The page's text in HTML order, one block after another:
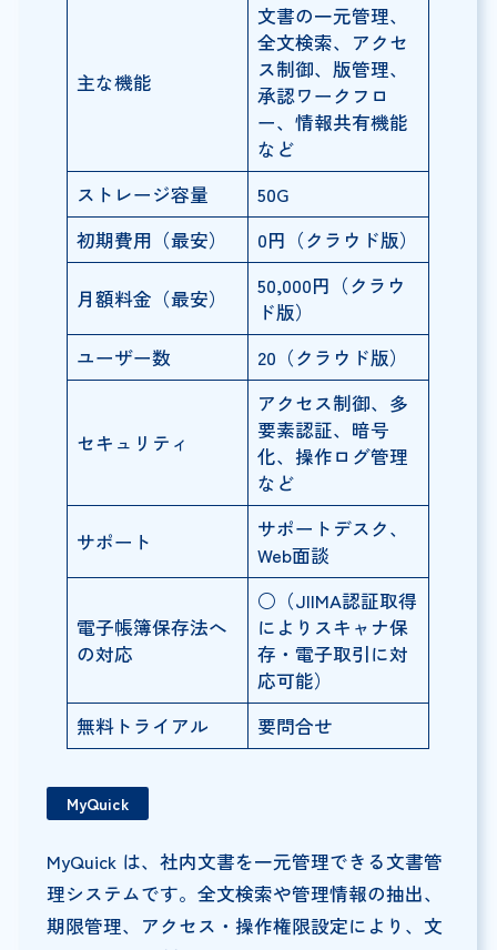
主な機能
文書の一元管理、
全文検索、アクセ
ス制御、版管理、
承認ワークフロ
ー、情報共有機能
など
ストレージ容量
50G
初期費用（最安）
0円（クラウド版）
月額料金（最安）
50,000円（クラウ
ド版）
ユーザー数
20（クラウド版）
セキュリティ
アクセス制御、多
要素認証、暗号
化、操作ログ管理
など
サポート
サポートデスク、
Web面談
電子帳簿保存法へ
の対応
○（JIIMA認証取得
によりスキャナ保
存・電子取引に対
応可能）
無料トライアル
要問合せ
MyQuick
MyQuick は、社内文書を一元管理できる文書管
理システムです。全文検索や管理情報の抽出、
期限管理、アクセス・操作権限設定により、文